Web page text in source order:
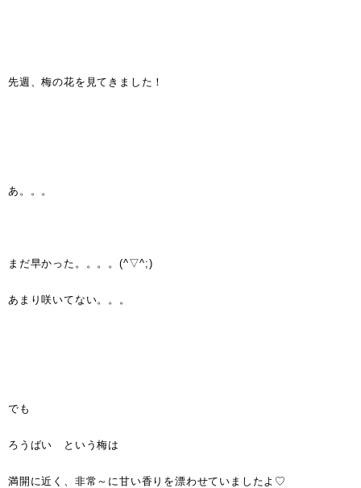
先週、梅の花を見てきました！
あ。。。
まだ早かった。。。。(^▽^;)
あまり咲いてない。。。
でも
ろうばい という梅は
満開に近く、非常～に甘い香りを漂わせていましたよ♡